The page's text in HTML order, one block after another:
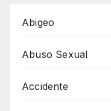
Abigeo
Abuso Sexual
Accidente